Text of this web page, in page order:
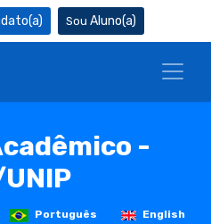
Aluno(a)
-
Português English